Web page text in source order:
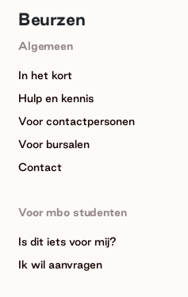
Beurzen
Algemeen
In het kort
Hulp en kennis
Voor contactpersonen
Voor bursalen
Contact
Voor mbo studenten
Is dit iets voor mij?
Ik wil aanvragen